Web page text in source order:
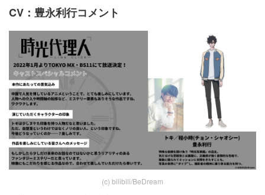
CV：豊永利行コメント
(c) bilibili/BeDream